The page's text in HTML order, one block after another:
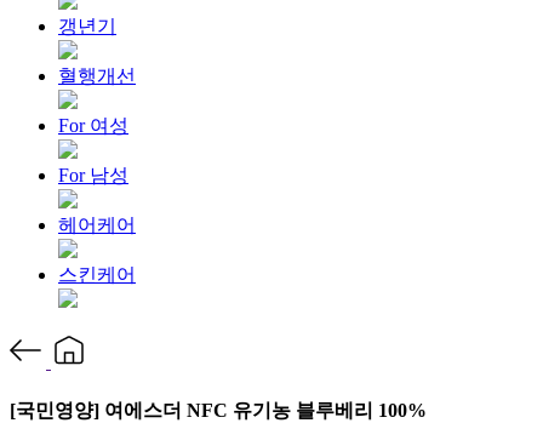
갱년기
혈행개선
For 여성
For 남성
헤어케어
스킨케어
[국민영양] 여에스더 NFC 유기농 블루베리 100%